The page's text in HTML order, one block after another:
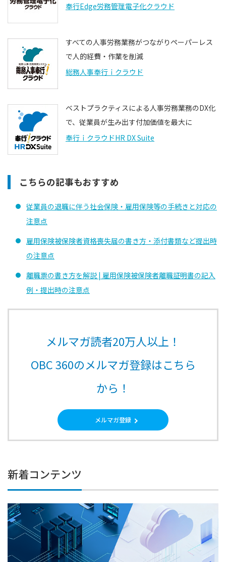
奉行Edge労務管理電子化クラウド
すべての人事労務業務がつながりペーパーレス
で人的経費・作業を削減
総務人事奉行ｉクラウド
ベストプラクティスによる人事労務業務のDX化
で、従業員が生み出す付加価値を最大に
奉行ｉクラウドHR DX Suite
こちらの記事もおすすめ
従業員の退職に伴う社会保険・雇用保険等の手続きと対応の
注意点
雇用保険被保険者資格喪失届の書き方・添付書類など提出時
の注意点
離職票の書き方を解説 | 雇用保険被保険者離職証明書の記入
例・提出時の注意点
メルマガ読者20万人以上！
OBC 360のメルマガ登録はこちら
から！
メルマガ登録
新着コンテンツ